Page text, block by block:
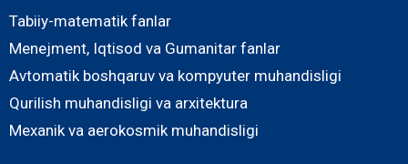
Tabiiy-matematik fanlar
Menejment, Iqtisod va Gumanitar fanlar
Avtomatik boshqaruv va kompyuter muhandisligi
Qurilish muhandisligi va arxitektura
Mexanik va aerokosmik muhandisligi